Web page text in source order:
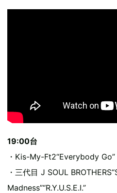
19:00台
・Kis-My-Ft2“Everybody Go”
・三代目 J SOUL
Madness”“R.Y.U.S.E.I.”